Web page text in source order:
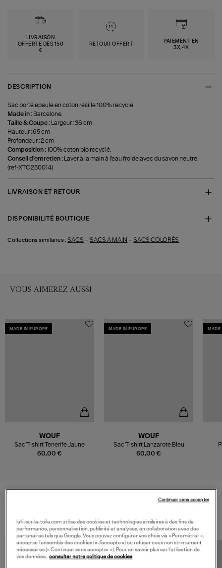
LIVRAISON
OFFERTE DÈS 150
€
RETOUR OFFERT
PAIEMENT EN
3X,4X
DESCRIPTION
Sac porté épaule en coton résille 100% recyclé
Made in : Barcelone.
Taille & Coupe :
Largeur : 36 cm
Hauteur : 65 cm
Profondeur : 2 cm
Composition :100% coton bio recyclé.
Conseil d'entretien :
Laver à la main à l'eau froide avec du savon neutre.
(ref-XTO250014)
LIVRAISON ET RETOUR
DISPONIBILITÉ BOUTIQUE
Collections similaires : SACS -SACS A MAIN -SACS COLORÉS
VOUS AIMEREZ AUSSI
MADE IN EUROPE
60,00 €
WOUF
Sac T-shirt Tenerife Jaune
MADE IN EUROPE
60,00 €
WOUF
Sac T-shirt Lanzarote Bleu
MADE
lulli-sur-la-toile.com utilise des cookies et technologies similaires à des fins de
performance, personnalisation, publicité et analyses, en collaboration avec des
partenaires tels que Google. Vous pouvez configurer vos choix via « Paramétrer »,
accepter l’ensemble des cookies (« J’accepte ») ou refuser ceux non strictement
nécessaires (« Continuer sans accepter »). Pour en savoir plus sur l’utilisation de
vos données, consulter notre politique de cookies
Continuer sans accepter